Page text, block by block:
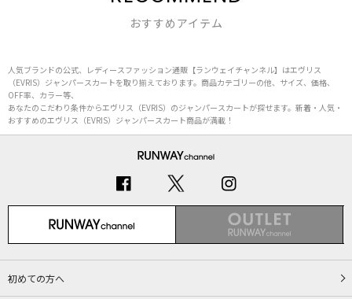
おすすめアイテム
人気ブランドの公式、レディースファッション通販【ランウェイチャンネル】はエヴリス
（EVRIS）ジャンパースカートを取り揃えております。商品カテゴリーの他、サイズ、価格、
OFF率、カラー等、
あなたのこだわり条件からエヴリス（EVRIS）のジャンパースカートが探せます。新着・人気・
おすすめのエヴリス（EVRIS）ジャンパースカート商品が満載！
初めての方へ